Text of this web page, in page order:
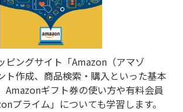
ピングサイト「Amazon（アマゾ
ト作成、商品検索・購入といった基本
Amazonギフト券の使い方や有料会員
プライム」についても学習します。